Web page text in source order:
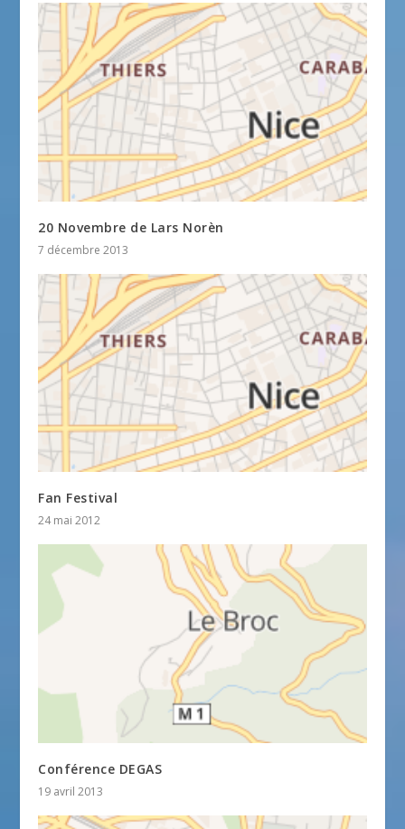
20 Novembre de Lars Norèn
7 décembre 2013
Fan Festival
24 mai 2012
Conférence DEGAS
19 avril 2013